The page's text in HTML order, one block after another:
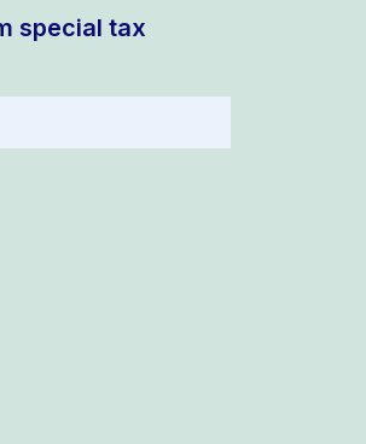
special tax